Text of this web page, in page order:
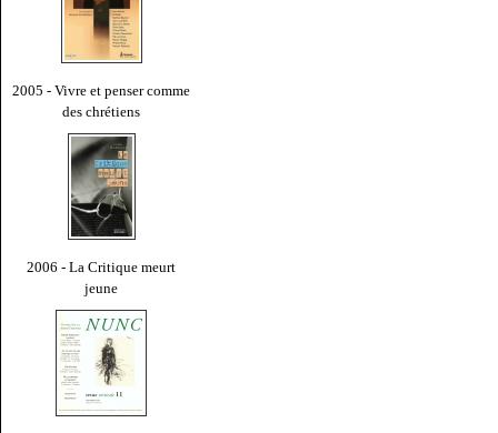
2005 - Vivre et penser comme
des chrétiens
2006 - La Critique meurt
jeune